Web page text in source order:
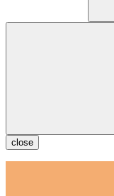
close